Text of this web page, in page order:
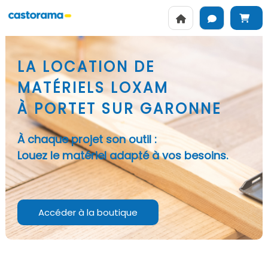
LA LOCATION DE
MATÉRIELS LOXAM
À PORTET SUR GARONNE
À chaque projet son outil :
Louez le matériel adapté à vos besoins.
Accéder à la boutique